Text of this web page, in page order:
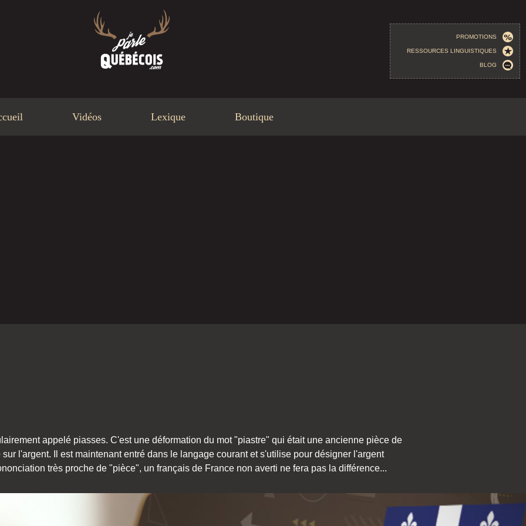
PROMOTIONS
RESSOURCES LINGUISTIQUES
BLOG
Vidéos Lexique Boutique
appelé piasses. C'est une déformation du mot "piastre" qui était une ancienne pièce de
l'argent. Il est maintenant entré dans le langage courant et s'utilise pour désigner l'argent
très proche de "pièce", un français de France non averti ne fera pas la différence...